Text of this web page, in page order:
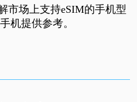
市场上支持eSIM的手机型
手机提供参考。